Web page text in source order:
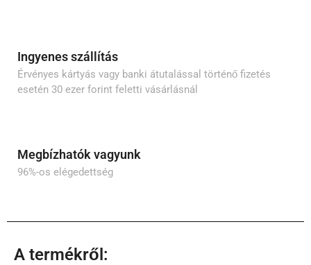
Ingyenes szállítás
Érvényes kártyás vagy banki átutalással történő fizetés
esetén 30 ezer forint feletti vásárlásnál
Megbízhatók vagyunk
96%-os elégedettség
A termékről: